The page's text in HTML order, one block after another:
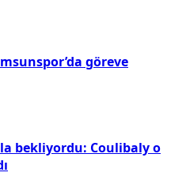
göreve
bekliyordu: Coulibaly o